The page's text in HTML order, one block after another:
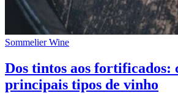
Sommelier Wine
Dos tintos aos fortificados:
principais tipos de vinho